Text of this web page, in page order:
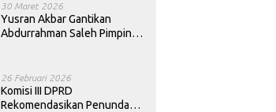
30 Maret 2026
Yusran Akbar Gantikan
Abdurrahman Saleh Pimpin
26 Februari 2026
Komisi III DPRD
Rekomendasikan Penundaan